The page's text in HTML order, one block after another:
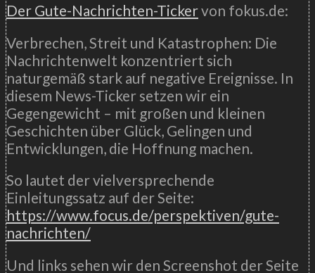
Der Gute-Nachrichten-Tickervon fokus.de:
Verbrechen, Streit und Katastrophen: Die
Nachrichtenwelt konzentriert sich
naturgemäß stark auf negative Ereignisse. In
diesem News-Ticker setzen wir ein
Gegengewicht – mit großen und kleinen
Geschichten über Glück, Gelingen und
Entwicklungen, die Hoffnung machen.
So lautet der vielversprechende
Einleitungssatz auf der Seite:
https://www.focus.de/perspektiven/gute-
nachrichten/
Und links sehen wir den Screenshot der Seite